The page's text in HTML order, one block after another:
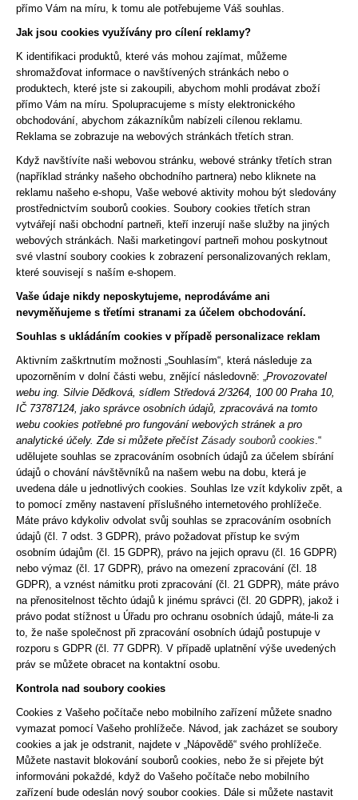
přímo Vám na míru, k tomu ale potřebujeme Váš souhlas.
Jak jsou cookies využívány pro cílení reklamy?
K identifikaci produktů, které vás mohou zajímat, můžeme
shromažďovat informace o navštívených stránkách nebo o
produktech, které jste si zakoupili, abychom mohli prodávat zboží
přímo Vám na míru. Spolupracujeme s místy elektronického
obchodování, abychom zákazníkům nabízeli cílenou reklamu.
Reklama se zobrazuje na webových stránkách třetích stran.
Když navštívíte naši webovou stránku, webové stránky třetích stran
(například stránky našeho obchodního partnera) nebo kliknete na
reklamu našeho e-shopu, Vaše webové aktivity mohou být sledovány
prostřednictvím souborů cookies. Soubory cookies třetích stran
vytvářejí naši obchodní partneři, kteří inzerují naše služby na jiných
webových stránkách. Naši marketingoví partneři mohou poskytnout
své vlastní soubory cookies k zobrazení personalizovaných reklam,
které souvisejí s naším e-shopem.
Vaše údaje nikdy neposkytujeme, neprodáváme ani
nevyměňujeme s třetími stranami za účelem obchodování.
Souhlas s ukládáním cookies v případě personalizace reklam
Aktivním zaškrtnutím možnosti „Souhlasím“, která následuje za
upozorněním v dolní části webu, znějící následovně: „Provozovatel
webu ing. Silvie Dědková, sídlem Středová 2/3264, 100 00 Praha 10,
IČ 73787124, jako správce osobních údajů, zpracovává na tomto
webu cookies potřebné pro fungování webových stránek a pro
analytické účely. Zde si můžete přečístZásady souborů cookies.“
udělujete souhlas se zpracováním osobních údajů za účelem sbírání
údajů o chování návštěvníků na našem webu na dobu, která je
uvedena dále u jednotlivých cookies. Souhlas lze vzít kdykoliv zpět, a
to pomocí změny nastavení příslušného internetového prohlížeče.
Máte právo kdykoliv odvolat svůj souhlas se zpracováním osobních
údajů (čl. 7 odst. 3 GDPR), právo požadovat přístup ke svým
osobním údajům (čl. 15 GDPR), právo na jejich opravu (čl. 16 GDPR)
nebo výmaz (čl. 17 GDPR), právo na omezení zpracování (čl. 18
GDPR), a vznést námitku proti zpracování (čl. 21 GDPR), máte právo
na přenositelnost těchto údajů k jinému správci (čl. 20 GDPR), jakož i
právo podat stížnost u Úřadu pro ochranu osobních údajů, máte-li za
to, že naše společnost při zpracování osobních údajů postupuje v
rozporu s GDPR (čl. 77 GDPR). V případě uplatnění výše uvedených
práv se můžete obracet na kontaktní osobu.
Kontrola nad soubory cookies
Cookies z Vašeho počítače nebo mobilního zařízení můžete snadno
vymazat pomocí Vašeho prohlížeče. Návod, jak zacházet se soubory
cookies a jak je odstranit, najdete v „Nápovědě“ svého prohlížeče.
Můžete nastavit blokování souborů cookies, nebo že si přejete být
informováni pokaždé, když do Vašeho počítače nebo mobilního
zařízení bude odeslán nový soubor cookies. Dále si můžete nastavit